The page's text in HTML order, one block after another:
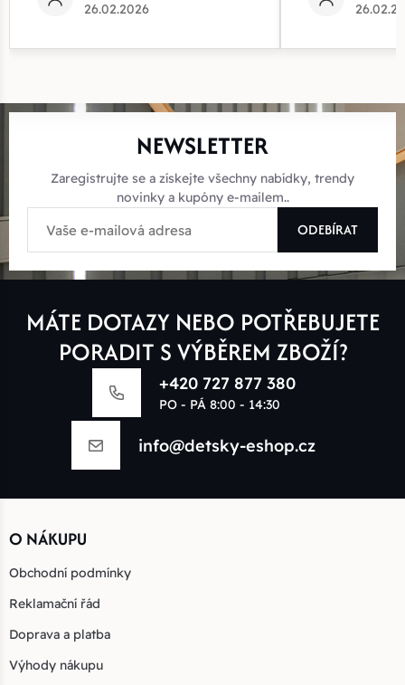
26.02.2026
NEWSLETTER
Zaregistrujte se a získejte všechny nabídky, trendy
novinky a kupóny e-mailem..
ODEBÍRAT
MÁTE DOTAZY NEBO POTŘEBUJETE
PORADIT S VÝBĚREM ZBOŽÍ?
+420 727 877 380
PO - PÁ 8:00 - 14:30
info@detsky-eshop.cz
O NÁKUPU
Obchodní podmínky
Reklamační řád
Doprava a platba
Výhody nákupu